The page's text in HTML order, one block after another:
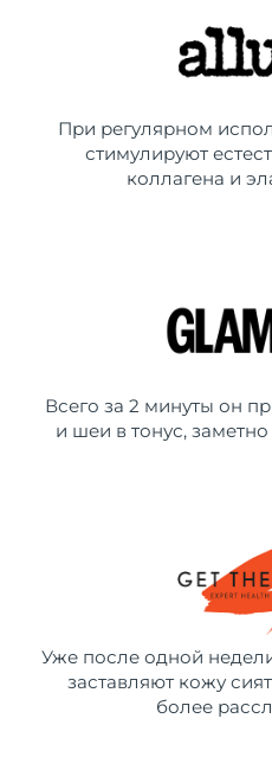
При регулярном
стимулируют
коллагена и
Всего за 2 минуты он
и шеи в тонус,
Уже после одной
заставляют кожу
более